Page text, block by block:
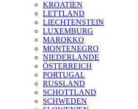
KROATIEN
LETTLAND
LIECHTENSTEIN
LUXEMBURG
MAROKKO
MONTENEGRO
NIEDERLANDE
ÖSTERREICH
PORTUGAL
RUSSLAND
SCHOTTLAND
SCHWEDEN